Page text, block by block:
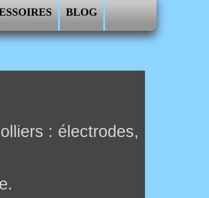
BLOG
: électrodes,